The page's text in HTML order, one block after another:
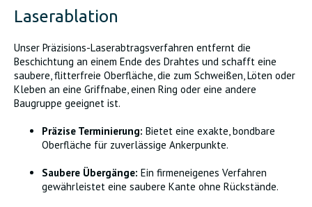
Laserablation
Unser Präzisions-Laserabtragsverfahren entfernt die
Beschichtung an einem Ende des Drahtes und schafft eine
saubere, flitterfreie Oberfläche, die zum Schweißen, Löten oder
Kleben an eine Griffnabe, einen Ring oder eine andere
Baugruppe geeignet ist.
Präzise Terminierung: Bietet eine exakte, bondbare
Oberfläche für zuverlässige Ankerpunkte.
Saubere Übergänge: Ein firmeneigenes Verfahren
gewährleistet eine saubere Kante ohne Rückstände.